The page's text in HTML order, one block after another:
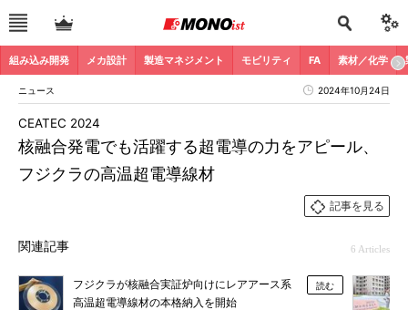
組み込み開発 メカ設計 製造マネジメント モビリティ FA 素材／化学
ニュース 2024年10月24日
核融合発電でも活躍する超電導の力をアピール、
フジクラの高温超電導線材
CEATEC 2024
記事を見る
関連記事 6 Articles
フジクラが核融合実証炉向けにレアアース系
高温超電導線材の本格納入を開始
読む